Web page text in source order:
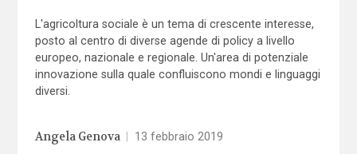
L'agricoltura sociale è un tema di crescente interesse,
posto al centro di diverse agende di policy a livello
europeo, nazionale e regionale. Un'area di potenziale
innovazione sulla quale confluiscono mondi e linguaggi
diversi.
Angela Genova 13 febbraio 2019